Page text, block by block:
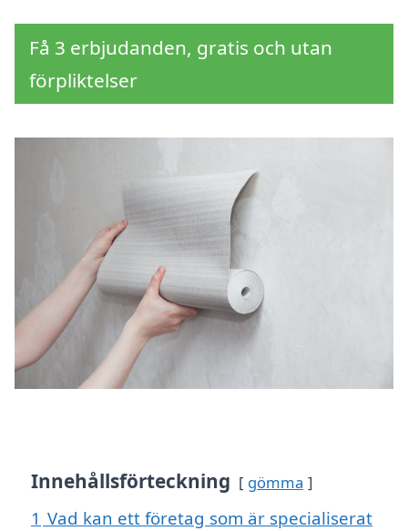
Få 3 erbjudanden, gratis och utan
förpliktelser
Innehållsförteckning gömma
1 Vad kan ett företag som är specialiserat